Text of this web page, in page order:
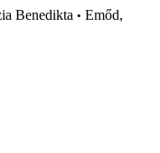
Benedikta • Emőd,